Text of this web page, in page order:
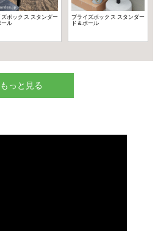
もっと見る